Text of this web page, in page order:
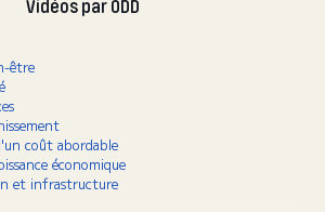
Vidéos par ODD
être
coût abordable
économique
et infrastructure